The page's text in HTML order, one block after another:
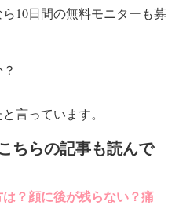
10日間の無料モニターも募
言っています。
ちらの記事も読んで
？顔に後が残らない？痛